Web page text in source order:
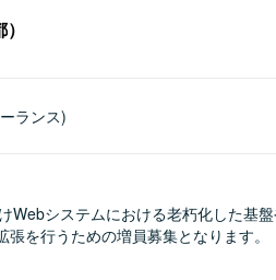
ランス)
Webシステムにおける老朽化した基盤
張を行うための増員募集となります。